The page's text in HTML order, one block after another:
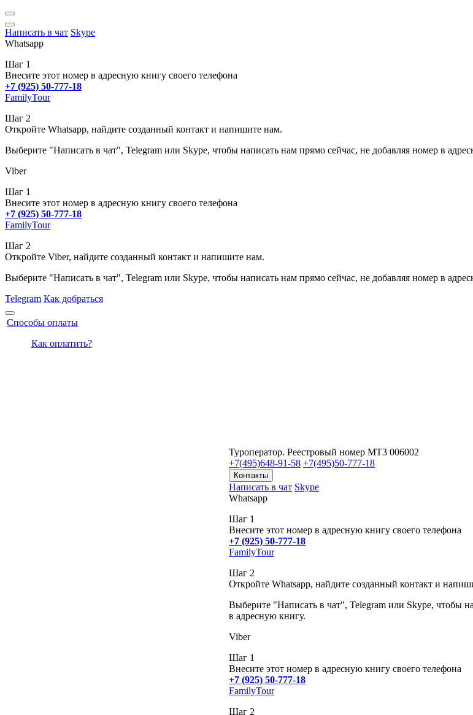
Написать в чат Skype
Whatsapp
Шаг 1
Внесите этот номер в адресную книгу своего телефона
+7 (925) 50-777-18
FamilyTour
Шаг 2
Откройте Whatsapp, найдите созданный контакт и напишите нам.
Выберите "Написать в чат", Telegram или Skype, чтобы написать нам прямо сейчас, не добавляя номер в
Viber
Шаг 1
Внесите этот номер в адресную книгу своего телефона
+7 (925) 50-777-18
FamilyTour
Шаг 2
Откройте Viber, найдите созданный контакт и напишите нам.
Выберите "Написать в чат", Telegram или Skype, чтобы написать нам прямо сейчас, не добавляя номер в
Telegram Как добраться
Способы оплаты
Как оплатить?
Туроператор. Реестровый номер МТ3 006002
+7(495)648-91-58 +7(495)50-777-18
Контакты
Написать в чат Skype
Whatsapp
Шаг 1
Внесите этот номер в адресную книгу своего телефона
+7 (925) 50-777-18
FamilyTour
Шаг 2
Откройте Whatsapp, найдите созданный контакт и
Выберите "Написать в чат", Telegram или Skype, чтобы
в адресную книгу.
Viber
Шаг 1
Внесите этот номер в адресную книгу своего телефона
+7 (925) 50-777-18
FamilyTour
Шаг 2